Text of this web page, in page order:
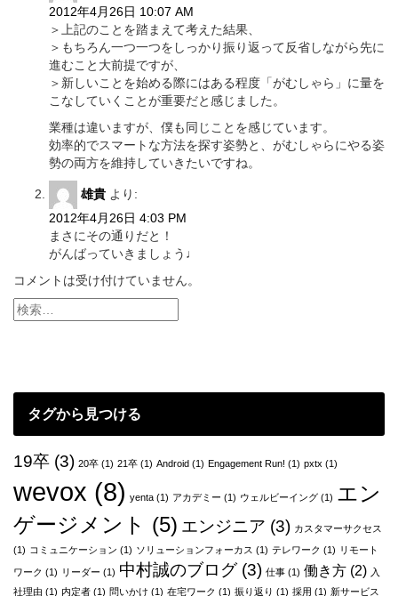
2012年4月26日 10:07 AM
＞上記のことを踏まえて考えた結果、
＞もちろん一つ一つをしっかり振り返って反省しながら先に
進むこと大前提ですが、
＞新しいことを始める際にはある程度「がむしゃら」に量を
こなしていくことが重要だと感じました。
業種は違いますが、僕も同じことを感じています。
効率的でスマートな方法を探す姿勢と、がむしゃらにやる姿
勢の両方を維持していきたいですね。
雄貴 より:
2012年4月26日 4:03 PM
まさにその通りだと！
がんばっていきましょう♩
コメントは受け付けていません。
タグから見つける
19卒 (3) 20卒 (1) 21卒 (1) Android (1) Engagement Run! (1) pxtx (1)
wevox (8) yenta (1) アカデミー (1) ウェルビーイング (1) エン
ゲージメント (5) エンジニア (3) カスタマーサクセス
(1) コミュニケーション (1) ソリューションフォーカス (1) テレワーク (1) リモート
ワーク (1) リーダー (1) 中村誠のブログ(3) 仕事 (1) 働き方 (2) 入
社理由 (1) 内定者 (1) 問いかけ (1) 在宅ワーク (1) 振り返り (1) 採用 (1) 新サービス